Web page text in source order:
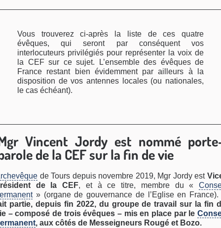
Vous trouverez ci-après la liste de ces quatre
évêques, qui seront par conséquent vos
interlocuteurs privilégiés pour représenter la voix de
la CEF sur ce sujet. L’ensemble des évêques de
France restant bien évidemment par ailleurs à la
disposition de vos antennes locales (ou nationales,
le cas échéant).
Vincent Jordy est nommé
de la CEF sur la fin de vie
de Tours depuis novembre 2019, Mgr Jordy est
de la CEF, et à ce titre, membre du «
» (organe de gouvernance de l’Eglise en
partie, depuis fin 2022, du groupe de travail sur la fin
– composé de trois évêques – mis en place par le
, aux côtés de Messeigneurs Rougé et Bozo.